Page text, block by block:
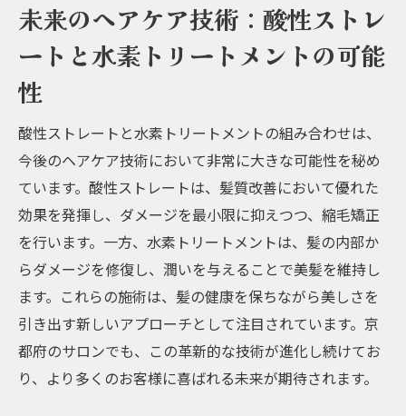
未来のヘアケア技術：酸性ストレ
ートと水素トリートメントの可能
性
酸性ストレートと水素トリートメントの組み合わせは、
今後のヘアケア技術において非常に大きな可能性を秘め
ています。酸性ストレートは、髪質改善において優れた
効果を発揮し、ダメージを最小限に抑えつつ、縮毛矯正
を行います。一方、水素トリートメントは、髪の内部か
らダメージを修復し、潤いを与えることで美髪を維持し
ます。これらの施術は、髪の健康を保ちながら美しさを
引き出す新しいアプローチとして注目されています。京
都府のサロンでも、この革新的な技術が進化し続けてお
り、より多くのお客様に喜ばれる未来が期待されます。